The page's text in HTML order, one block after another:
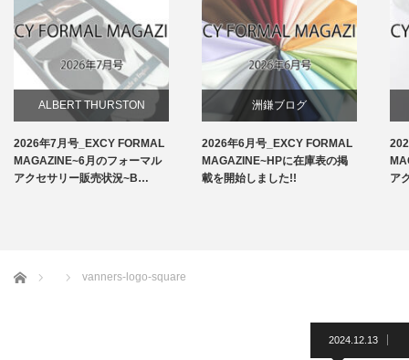
ALBERT THURSTON
お知らせ
2026年7月号_EXCY FORMAL
MAGAZINE~6月のフォーマル
アクセサリー販売状況~B…
洲鎌ブログ
2026年6月号_EXCY FORMAL
MAGAZINE~HPに在庫表の掲
載を開始しました!!
ア
ホーム vanners-logo-square
2024.12.13